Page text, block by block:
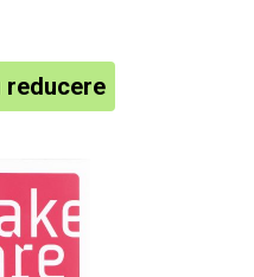
reducere